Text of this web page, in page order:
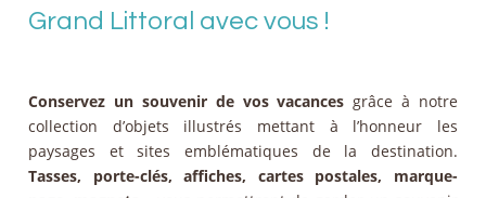
Grand Littoral avec vous !
Conservez un souvenir de vos vacances grâce à notre
collection d’objets illustrés mettant à l’honneur les
paysages et sites emblématiques de la destination.
Tasses, porte-clés, affiches, cartes postales, marque-